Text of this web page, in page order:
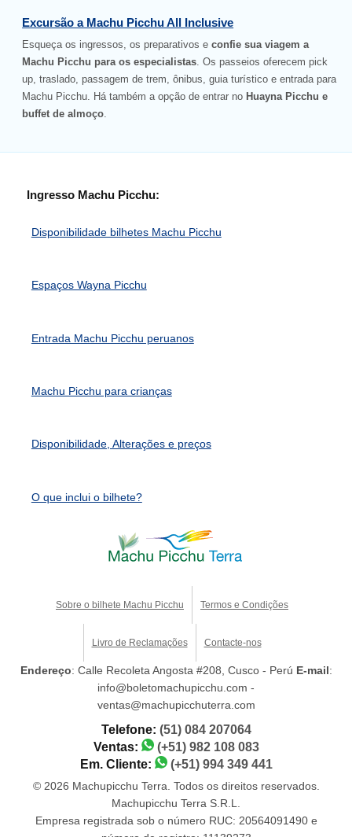
Excursão a Machu Picchu All Inclusive
Esqueça os ingressos, os preparativos e confie sua viagem a
Machu Picchu para os especialistas. Os passeios oferecem pick
up, traslado, passagem de trem, ônibus, guia turístico e entrada para
Machu Picchu. Há também a opção de entrar no Huayna Picchu e
buffet de almoço.
Ingresso Machu Picchu:
Disponibilidade bilhetes Machu Picchu
Espaços Wayna Picchu
Entrada Machu Picchu peruanos
Machu Picchu para crianças
Disponibilidade, Alterações e preços
O que inclui o bilhete?
Sobre o bilhete Machu Picchu Termos e Condições
Livro de Reclamações Contacte-nos
Endereço: Calle Recoleta Angosta #208, Cusco - Perú E-mail:
info@boletomachupicchu.com -
ventas@machupicchuterra.com
Telefone: (51) 084 207064
Ventas:
(+51) 982 108 083
Em. Cliente:
(+51) 994 349 441
© 2026 Machupicchu Terra. Todos os direitos reservados.
Machupicchu Terra S.R.L.
Empresa registrada sob o número RUC: 20564091490 e